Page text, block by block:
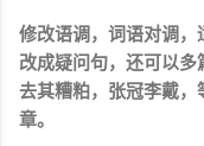
修改语调，词语对调，
改成疑问句，还可以多
去其糟粕，张冠李戴，
章。